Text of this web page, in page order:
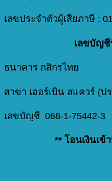
เลขประจำตัวผู้เสียภาษี :
เลขบัญชี
ธนาคาร กสิกรไทย
สาขา เออร์เบิน สแควร์ (ป
เลขบัญชี 068-1-75442-3
** โอนเงินเข้